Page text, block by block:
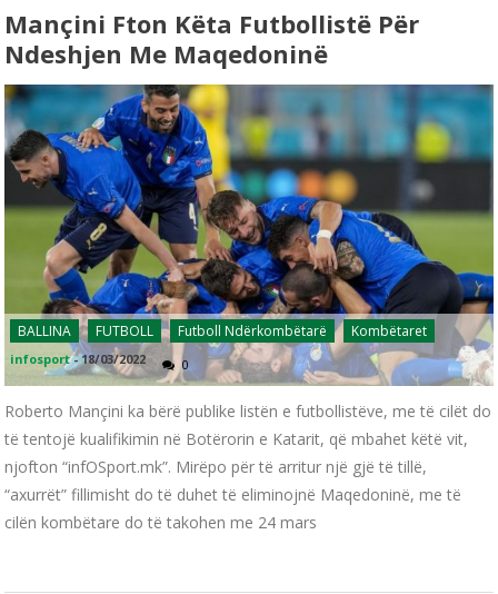
Mançini Fton Këta Futbollistë Për
Ndeshjen Me Maqedoninë
BALLINA FUTBOLL Futboll Ndërkombëtarë Kombëtaret
infosport -18/03/2022 0
Roberto Mançini ka bërë publike listën e futbollistëve, me të cilët do
të tentojë kualifikimin në Botërorin e Katarit, që mbahet këtë vit,
njofton “infOSport.mk”. Mirëpo për të arritur një gjë të tillë,
“axurrët” fillimisht do të duhet të eliminojnë Maqedoninë, me të
cilën kombëtare do të takohen me 24 mars